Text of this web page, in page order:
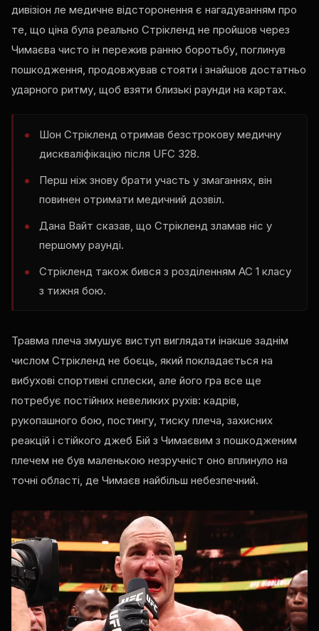
дивізіон ле медичне відсторонення є нагадуванням про
те, що ціна була реально Стрікленд не пройшов через
Чимаєва чисто ін пережив ранню боротьбу, поглинув
пошкодження, продовжував стояти і знайшов достатньо
ударного ритму, щоб взяти близькі раунди на картах.
Шон Стрікленд отримав безстрокову медичну
дискваліфікацію після UFC 328.
Перш ніж знову брати участь у змаганнях, він
повинен отримати медичний дозвіл.
Дана Вайт сказав, що Стрікленд зламав ніс у
першому раунді.
Стрікленд також бився з розділенням AC 1 класу
з тижня бою.
Травма плеча змушує виступ виглядати інакше заднім
числом Стрікленд не боєць, який покладається на
вибухові спортивні сплески, але його гра все ще
потребує постійних невеликих рухів: кадрів,
рукопашного бою, постингу, тиску плеча, захисних
реакцій і стійкого джеб Бій з Чимаєвим з пошкодженим
плечем не був маленькою незручніст оно вплинуло на
точні області, де Чимаєв найбільш небезпечний.